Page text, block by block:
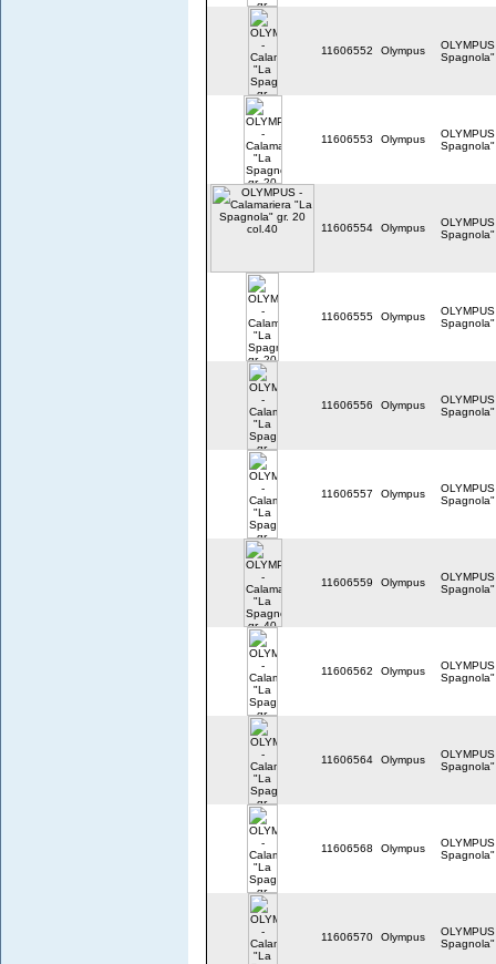
11606552 Olympus
11606553 Olympus
11606554 Olympus
11606555 Olympus
11606556 Olympus
11606557 Olympus
11606559 Olympus
11606562 Olympus
11606564 Olympus
11606568 Olympus
11606570 Olympus